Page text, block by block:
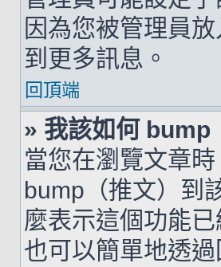
因為您被管理員
到更多訊息。
回頂端
» 我該如何 bump
當您在瀏覽文章
bump（推文）到
麼表示這個功能
也可以簡單地透